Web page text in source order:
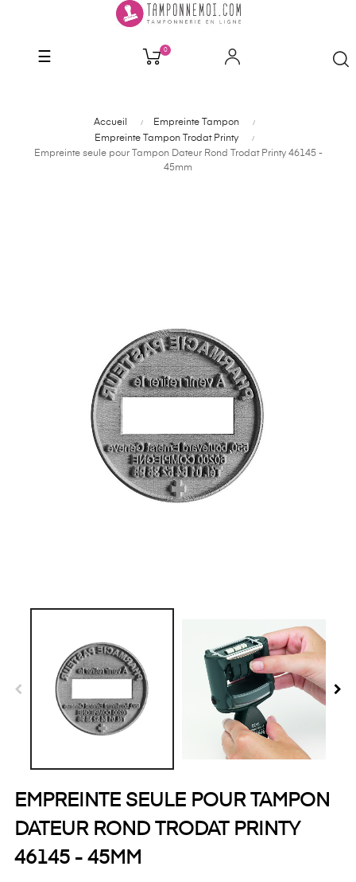
Basculer
☰ 0
Accueil
Empreinte Tampon
Empreinte Tampon Trodat Printy
Empreinte seule pour Tampon Dateur Rond Trodat Printy 46145 -
45mm
EMPREINTE SEULE POUR TAMPON
DATEUR ROND TRODAT PRINTY
46145 - 45MM